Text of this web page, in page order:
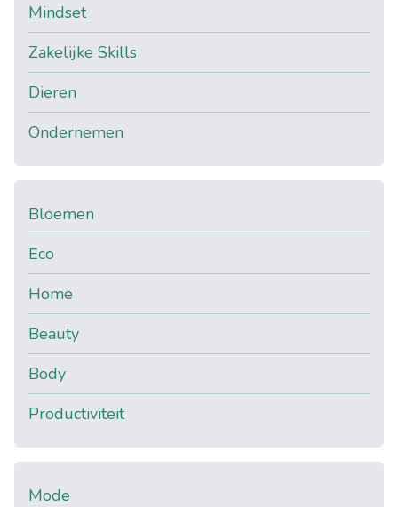
Mindset
Zakelijke Skills
Dieren
Ondernemen
Bloemen
Eco
Home
Beauty
Body
Productiviteit
Mode